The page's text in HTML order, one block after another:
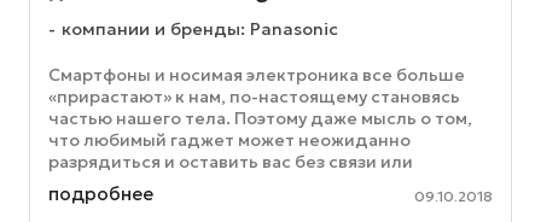
компании и бренды: Panasonic
Смартфоны и носимая электроника все больше
«прирастают» к нам, по-настоящему становясь
частью нашего тела. Поэтому даже мысль о том,
что любимый гаджет может неожиданно
разрядиться и оставить вас без связи или
развлечения, приводит ...
подробнее 09.10.2018